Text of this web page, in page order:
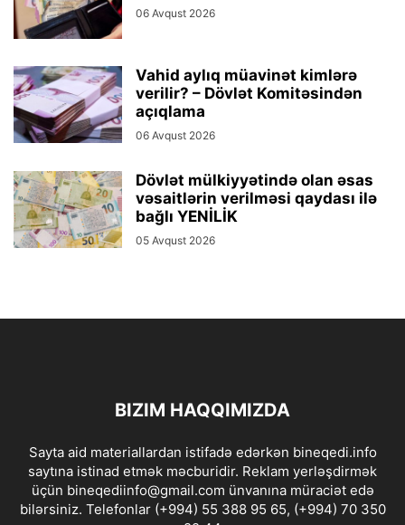
06 Avqust 2026
Vahid aylıq müavinət kimlərə
verilir? – Dövlət Komitəsindən
açıqlama
06 Avqust 2026
Dövlət mülkiyyətində olan əsas
vəsaitlərin verilməsi qaydası ilə
bağlı YENİLİK
05 Avqust 2026
BIZIM HAQQIMIZDA
Sayta aid materiallardan istifadə edərkən bineqedi.info
saytına istinad etmək məcburidir. Reklam yerləşdirmək
üçün bineqediinfo@gmail.com ünvanına müraciət edə
bilərsiniz. Telefonlar (+994) 55 388 95 65, (+994) 70 350